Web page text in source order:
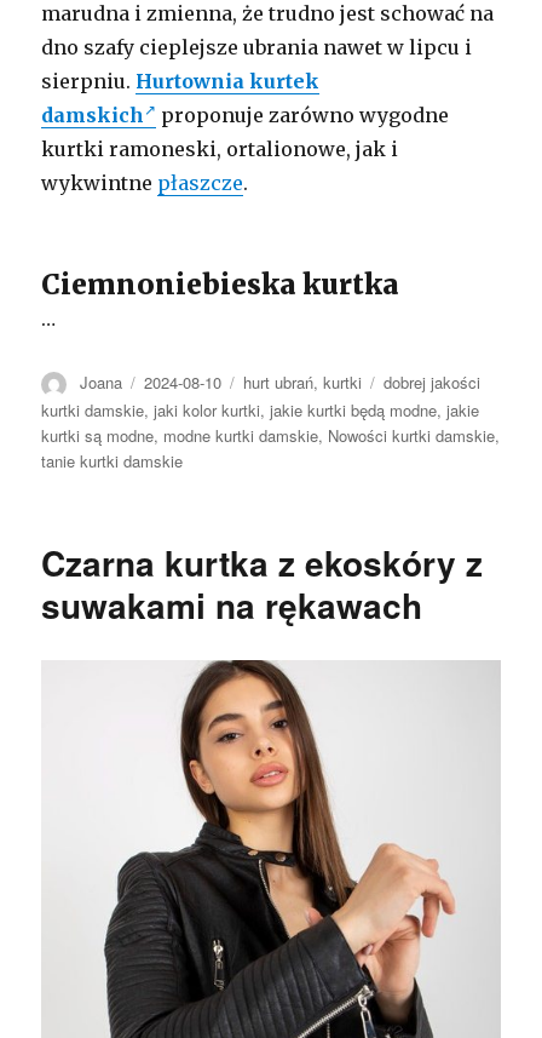
marudna i zmienna, że trudno jest schować na
dno szafy cieplejsze ubrania nawet w lipcu i
sierpniu. Hurtownia kurtek
damskich
proponuje zarówno wygodne
kurtki ramoneski, ortalionowe, jak i
wykwintne płaszcze.
Ciemnoniebieska kurtka
…
Autor
Joana Opublikowano
2024-08-10 Kategorie
hurt ubrań,kurtki Tagi
dobrej jakości
kurtki damskie,jaki kolor kurtki,jakie kurtki będą modne,jakie
kurtki są modne, modne kurtki damskie, Nowości kurtki damskie,
tanie kurtki damskie
Czarna kurtka z ekoskóry z
suwakami na rękawach